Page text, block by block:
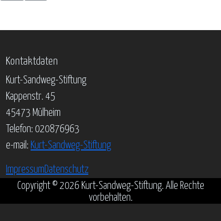
Kontaktdaten
Kurt-Sandweg-Stiftung
Kappenstr. 45
45473 Mülheim
Telefon: 020876963
e-mail: Kurt-Sandweg-Stiftung
ImpressumDatenschutz
Copyright © 2026 Kurt-Sandweg-Stiftung. Alle Rechte
vorbehalten.